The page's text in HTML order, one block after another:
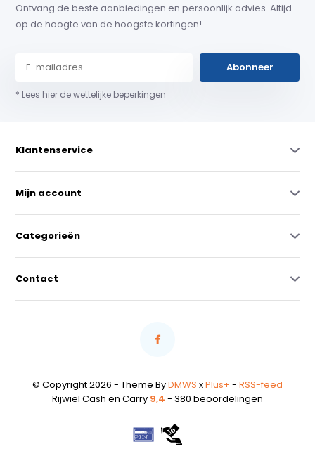
Ontvang de beste aanbiedingen en persoonlijk advies. Altijd
op de hoogte van de hoogste kortingen!
Abonneer
* Lees hier de wettelijke beperkingen
Klantenservice
Mijn account
Categorieën
Contact
© Copyright 2026 - Theme ByDMWS xPlus+ - RSS-feed
Rijwiel Cash en Carry 9,4 - 380 beoordelingen